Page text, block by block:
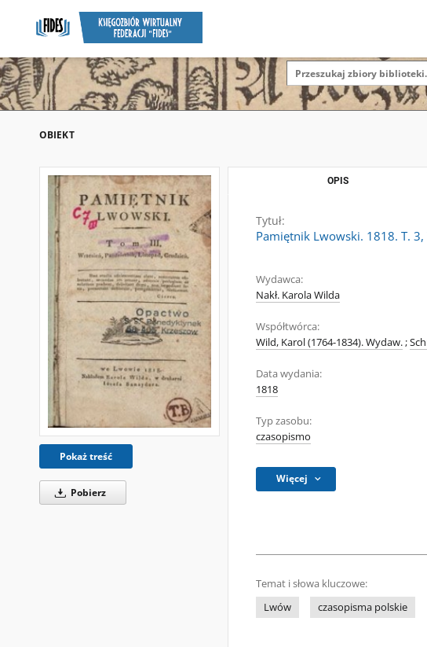
OBIEKT
Pokaż treść
Pobierz
OPIS
Tytuł:
Pamiętnik Lwowski. 1818. T.
Wydawca:
Nakł. Karola Wilda
Współtwórca:
Wild, Karol (1764-1834). Wydaw.;
Data wydania:
1818
Typ zasobu:
czasopismo
Więcej
Temat i słowa kluczowe:
Lwów
czasopisma polskie